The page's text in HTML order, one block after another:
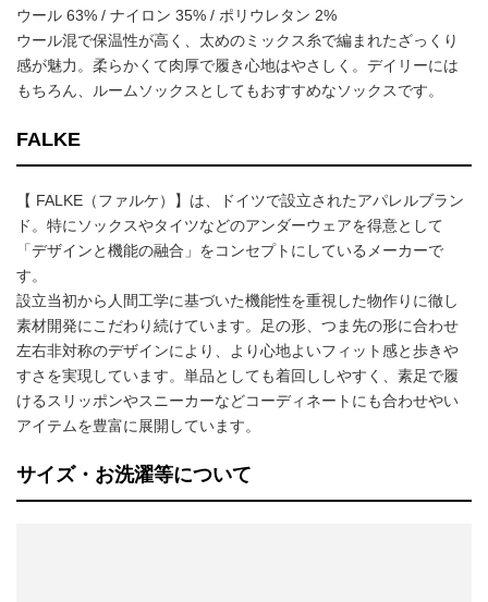
ウール 63% / ナイロン 35% / ポリウレタン 2%
ウール混で保温性が高く、太めのミックス糸で編まれたざっくり
感が魅力。柔らかくて肉厚で履き心地はやさしく。デイリーには
もちろん、ルームソックスとしてもおすすめなソックスです。
FALKE
【 FALKE（ファルケ）】は、ドイツで設立されたアパレルブラン
ド。特にソックスやタイツなどのアンダーウェアを得意として
「デザインと機能の融合」をコンセプトにしているメーカーで
す。
設立当初から人間工学に基づいた機能性を重視した物作りに徹し
素材開発にこだわり続けています。足の形、つま先の形に合わせ
左右非対称のデザインにより、より心地よいフィット感と歩きや
すさを実現しています。単品としても着回ししやすく、素足で履
けるスリッポンやスニーカーなどコーディネートにも合わせやい
アイテムを豊富に展開しています。
サイズ・お洗濯等について